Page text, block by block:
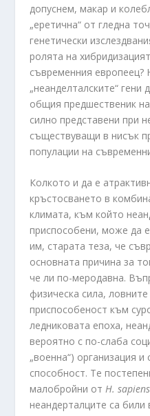
допуснем, макар и
„еретична“ от гледна
генетически
ролята на
съвременния
„неанделталските“ гени
общия предшественик
силно представени при
съществуващи в нисък
популации на
Колкото и да е
кръстосването в
климата, към който
приспособени, може да
им, старата теза, че
основната причина за
че ли по-меродавна.
физическа сила,
приспособеност към
ледниковата епоха,
вероятно с по-слаба
„военна“) организация
способност. Те
малобройни от H. sapiens
неандерталците са